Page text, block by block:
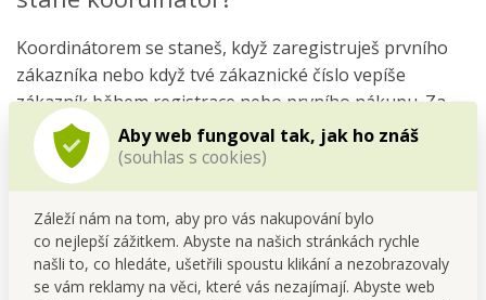
Aby web fungoval tak, jak ho znáš
(souhlas s cookies)
Záleží nám na tom, aby pro vás nakupování bylo
co nejlepší zážitkem. Abyste na našich stránkách rychle
našli to, co hledáte, ušetřili spoustu klikání a nezobrazovaly
se vám reklamy na věci, které vás nezajímají. Abyste web
Koordinátorem se staneš, když zaregistruješ prvního
zákazníka nebo když tvé zákaznické číslo vepíše
zákazník během registrace nebo prvního nákupu. Za
doporučení nového zákazníka ti pak náleží provize
nebo sleva na další nákup. Více se dozvíš v našich
nebo v návodu
Jak se staneš koordinátorem?